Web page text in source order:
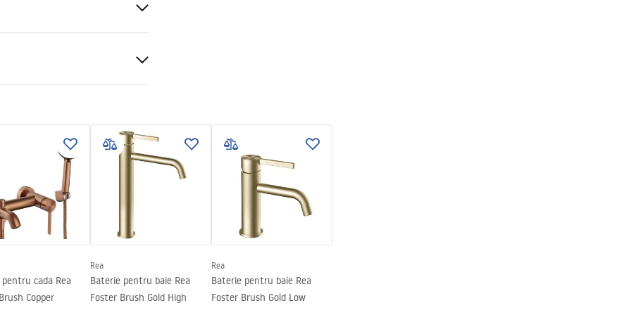
podt.pdf
cada Rea
Copper
Rea
Baterie pentru baie Rea
Foster Brush Gold High
Rea
Baterie pentru baie Rea
Foster Brush Gold Low